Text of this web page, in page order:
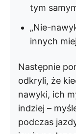
tym
„Nie-
innych
Następnie
odkryli, że
nawyki, ich
indziej –
podczas